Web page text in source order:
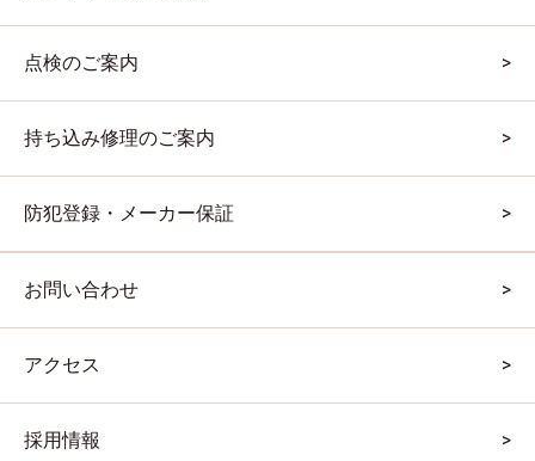
点検のご案内
持ち込み修理のご案内
防犯登録・メーカー保証
お問い合わせ
アクセス
採用情報